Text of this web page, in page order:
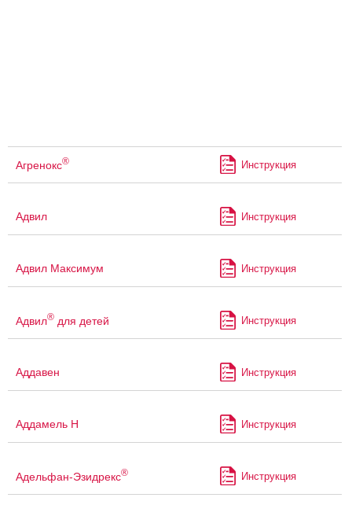
Агренокс® Инструкция
Адвил Инструкция
Адвил Максимум Инструкция
Адвил® для детей Инструкция
Аддавен Инструкция
Аддамель Н Инструкция
Адельфан-Эзидрекс® Инструкция